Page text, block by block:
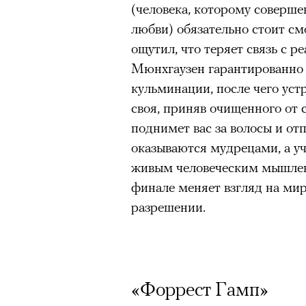
(человека, которому
любви) обязательно стоит
ощутил, что теряет связь с
Мюнхгаузен
кульминации, после чего
своя, приняв очищенного от
поднимет вас за волосы и
оказываются мудрецами, а
живым человеческим
финале меняет взгляд на
разрешении.
«Форрест Гамп»
Большинство
ради ощущения ясности,
Успешных альпинистов
устойчивость,
готовность переносить
Опыт восхождений
делая человека более
30 июля 2026 года в
известный непальский
историческому рекорду —